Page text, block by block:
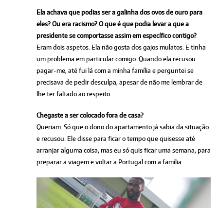
Ela achava que podias ser a galinha dos ovos de ouro para
eles? Ou era racismo? O que é que podia levar a que a
presidente se comportasse assim em específico contigo?
Eram dois aspetos. Ela não gosta dos gajos mulatos. E tinha
um problema em particular comigo. Quando ela recusou
pagar-me, até fui lá com a minha família e perguntei se
precisava de pedir desculpa, apesar de não me lembrar de
lhe ter faltado ao respeito.
Chegaste a ser colocado fora de casa?
Queriam. Só que o dono do apartamento já sabia da situação
e recusou. Ele disse para ficar o tempo que quisesse até
arranjar alguma coisa, mas eu só quis ficar uma semana, para
preparar a viagem e voltar a Portugal com a família.